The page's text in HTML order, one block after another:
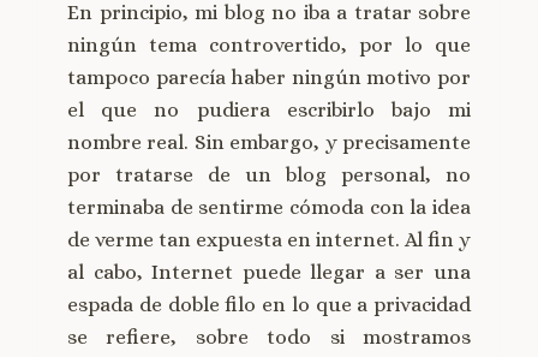
En principio, mi blog no iba a tratar sobre
ningún tema controvertido, por lo que
tampoco parecía haber ningún motivo por
el que no pudiera escribirlo bajo mi
nombre real. Sin embargo, y precisamente
por tratarse de un blog personal, no
terminaba de sentirme cómoda con la idea
de verme tan expuesta en internet. Al fin y
al cabo, Internet puede llegar a ser una
espada de doble filo en lo que a privacidad
se refiere, sobre todo si mostramos